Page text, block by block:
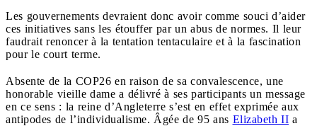
Les gouvernements devraient donc avoir comme souci d’aider
ces initiatives sans les étouffer par un abus de normes. Il leur
faudrait renoncer à la tentation tentaculaire et à la fascination
pour le court terme.
Absente de la COP26 en raison de sa convalescence, une
honorable vieille dame a délivré à ses participants un message
en ce sens : la reine d’Angleterre s’est en effet exprimée aux
antipodes de l’individualisme. Âgée de 95 ans Elizabeth II a